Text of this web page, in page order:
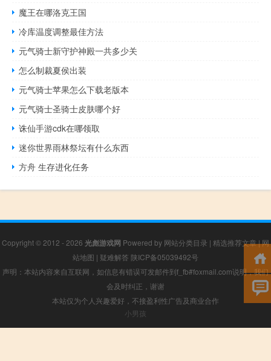
魔王在哪洛克王国
冷库温度调整最佳方法
元气骑士新守护神殿一共多少关
怎么制裁夏侯出装
元气骑士苹果怎么下载老版本
元气骑士圣骑士皮肤哪个好
诛仙手游cdk在哪领取
迷你世界雨林祭坛有什么东西
方舟 生存进化任务
Copyright © 2012 - 2026 光彪游戏网 Powered by 网站分类目录 | 精选推荐文章|网
站地图 | 疑难解答 陕ICP备05039492号
声明：本站内容来自互联网，如信息有错误可发邮件到f_fb#foxmail.com说明，我们
会及时纠正，谢谢
本站仅为个人兴趣爱好，不接盈利性广告及商业合作
小男孩